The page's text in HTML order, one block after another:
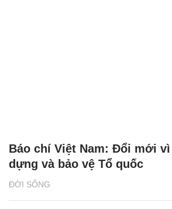
ĐỜI SỐNG
Báo chí Việt Nam: Đổi mới
dựng và bảo vệ Tổ quốc